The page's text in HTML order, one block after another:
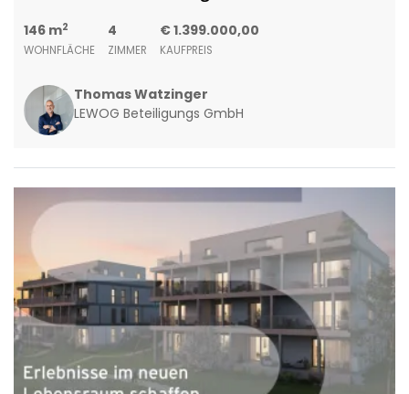
146 m2
WOHNFLÄCHE
4
ZIMMER
€ 1.399.000,00
KAUFPREIS
Thomas Watzinger
LEWOG Beteiligungs GmbH